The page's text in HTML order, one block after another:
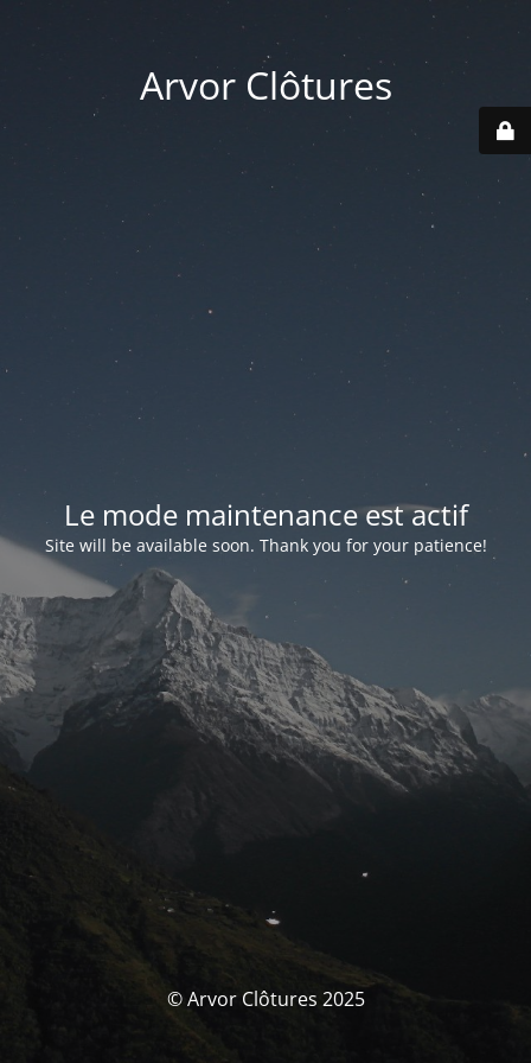
Arvor Clôtures
Le mode maintenance est actif
Site will be available soon. Thank you for your patience!
© Arvor Clôtures 2025